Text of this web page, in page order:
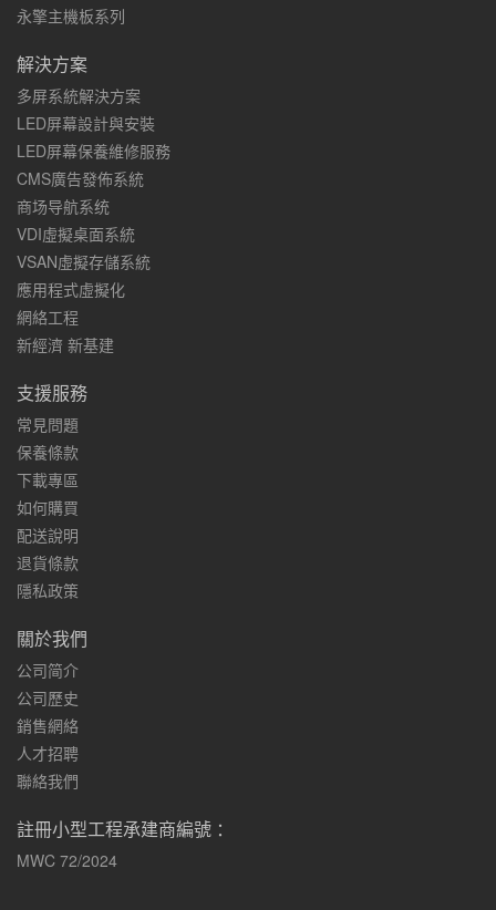
永擎主機板系列
解決方案
多屏系統解決方案
LED屏幕設計與安裝
LED屏幕保養維修服務
CMS廣告發佈系統
商场导航系统
VDI虛擬桌面系統
VSAN虛擬存儲系統
應用程式虛擬化
網絡工程
新經濟 新基建
支援服務
常見問題
保養條款
下載專區
如何購買
配送說明
退貨條款
隱私政策
關於我們
公司简介
公司歷史
銷售網絡
人才招聘
聯絡我們
註冊小型工程承建商編號 ：
MWC 72/2024